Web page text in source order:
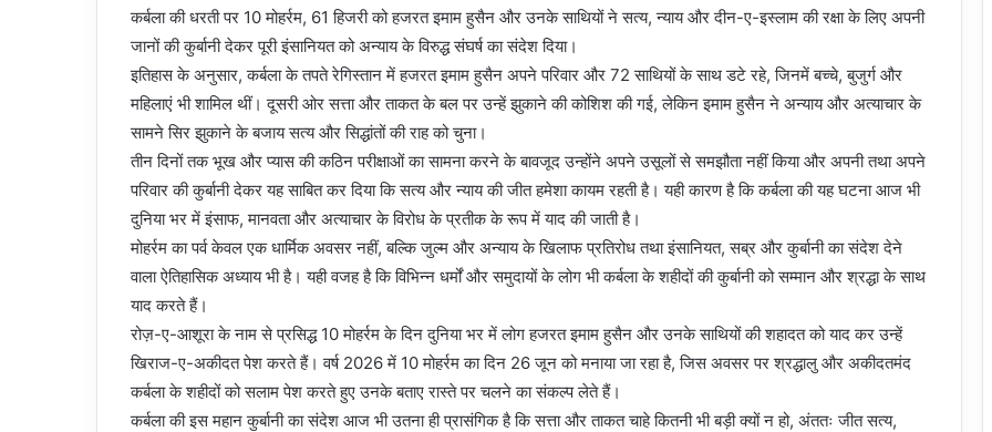
कर्बला की धरती पर 10 मोहर्रम, 61 हिजरी को हजरत इमाम हुसैन और उनके साथियों ने सत्य, न्याय और दीन-ए-इस्लाम की रक्षा के लिए अपनी
जानों की कुर्बानी देकर पूरी इंसानियत को अन्याय के विरुद्ध संघर्ष का संदेश दिया।
इतिहास के अनुसार, कर्बला के तपते रेगिस्तान में हजरत इमाम हुसैन अपने परिवार और 72 साथियों के साथ डटे रहे, जिनमें बच्चे, बुजुर्ग और
महिलाएं भी शामिल थीं। दूसरी ओर सत्ता और ताकत के बल पर उन्हें झुकाने की कोशिश की गई, लेकिन इमाम हुसैन ने अन्याय और अत्याचार के
सामने सिर झुकाने के बजाय सत्य और सिद्धांतों की राह को चुना।
तीन दिनों तक भूख और प्यास की कठिन परीक्षाओं का सामना करने के बावजूद उन्होंने अपने उसूलों से समझौता नहीं किया और अपनी तथा अपने
परिवार की कुर्बानी देकर यह साबित कर दिया कि सत्य और न्याय की जीत हमेशा कायम रहती है। यही कारण है कि कर्बला की यह घटना आज भी
दुनिया भर में इंसाफ, मानवता और अत्याचार के विरोध के प्रतीक के रूप में याद की जाती है।
मोहर्रम का पर्व केवल एक धार्मिक अवसर नहीं, बल्कि जुल्म और अन्याय के खिलाफ प्रतिरोध तथा इंसानियत, सब्र और कुर्बानी का संदेश देने
वाला ऐतिहासिक अध्याय भी है। यही वजह है कि विभिन्न धर्मों और समुदायों के लोग भी कर्बला के शहीदों की कुर्बानी को सम्मान और श्रद्धा के साथ
याद करते हैं।
रोज़-ए-आशूरा के नाम से प्रसिद्ध 10 मोहर्रम के दिन दुनिया भर में लोग हजरत इमाम हुसैन और उनके साथियों की शहादत को याद कर उन्हें
खिराज-ए-अकीदत पेश करते हैं। वर्ष 2026 में 10 मोहर्रम का दिन 26 जून को मनाया जा रहा है, जिस अवसर पर श्रद्धालु और अकीदतमंद
कर्बला के शहीदों को सलाम पेश करते हुए उनके बताए रास्ते पर चलने का संकल्प लेते हैं।
कर्बला की इस महान कुर्बानी का संदेश आज भी उतना ही प्रासंगिक है कि सत्ता और ताकत चाहे कितनी भी बड़ी क्यों न हो, अंततः जीत सत्य,